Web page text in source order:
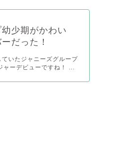
幼少期がかわい
だった！
いたジャニーズグループ
ャーデビューですね！ ...